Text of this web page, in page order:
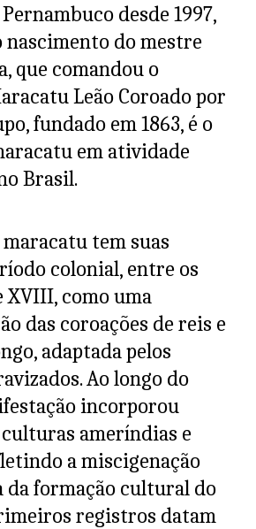
desde 1997,
nascimento do mestre
que comandou o
Leão Coroado por
fundado em 1863, é o
em atividade
Brasil.
maracatu tem suas
colonial, entre os
XVIII, como uma
das coroações de reis e
adaptada pelos
Ao longo do
incorporou
ameríndias e
a miscigenação
formação cultural do
registros datam